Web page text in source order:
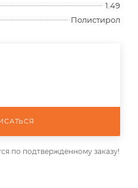
1.49
Полистирол
по подтвержденному заказу!